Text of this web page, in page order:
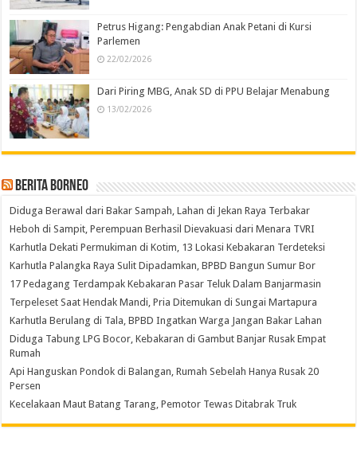
Petrus Higang: Pengabdian Anak Petani di Kursi
Parlemen
22/02/2026
Dari Piring MBG, Anak SD di PPU Belajar Menabung
13/02/2026
Berita Borneo
Diduga Berawal dari Bakar Sampah, Lahan di Jekan Raya Terbakar
Heboh di Sampit, Perempuan Berhasil Dievakuasi dari Menara TVRI
Karhutla Dekati Permukiman di Kotim, 13 Lokasi Kebakaran Terdeteksi
Karhutla Palangka Raya Sulit Dipadamkan, BPBD Bangun Sumur Bor
17 Pedagang Terdampak Kebakaran Pasar Teluk Dalam Banjarmasin
Terpeleset Saat Hendak Mandi, Pria Ditemukan di Sungai Martapura
Karhutla Berulang di Tala, BPBD Ingatkan Warga Jangan Bakar Lahan
Diduga Tabung LPG Bocor, Kebakaran di Gambut Banjar Rusak Empat
Rumah
Api Hanguskan Pondok di Balangan, Rumah Sebelah Hanya Rusak 20
Persen
Kecelakaan Maut Batang Tarang, Pemotor Tewas Ditabrak Truk